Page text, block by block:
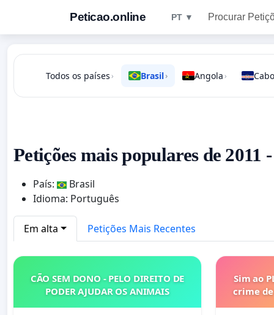
Peticao.online PT ▼ Procurar
Todos os países › Brasil› Angola ›
Petições mais populares de 2011
País:
Brasil
Idioma: Português
Em alta Petições Mais Recentes
CÃO SEM DONO - PELO DIREITO DE
PODER AJUDAR OS ANIMAIS
Sim ao
crime